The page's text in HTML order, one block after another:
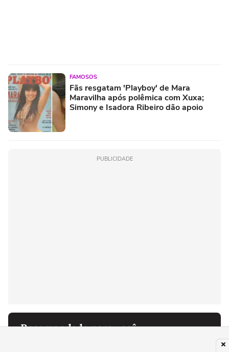
FAMOSOS
Fãs resgatam 'Playboy' de Mara
Maravilha após polêmica com Xuxa;
Simony e Isadora Ribeiro dão apoio
PUBLICIDADE
Recomendado para você